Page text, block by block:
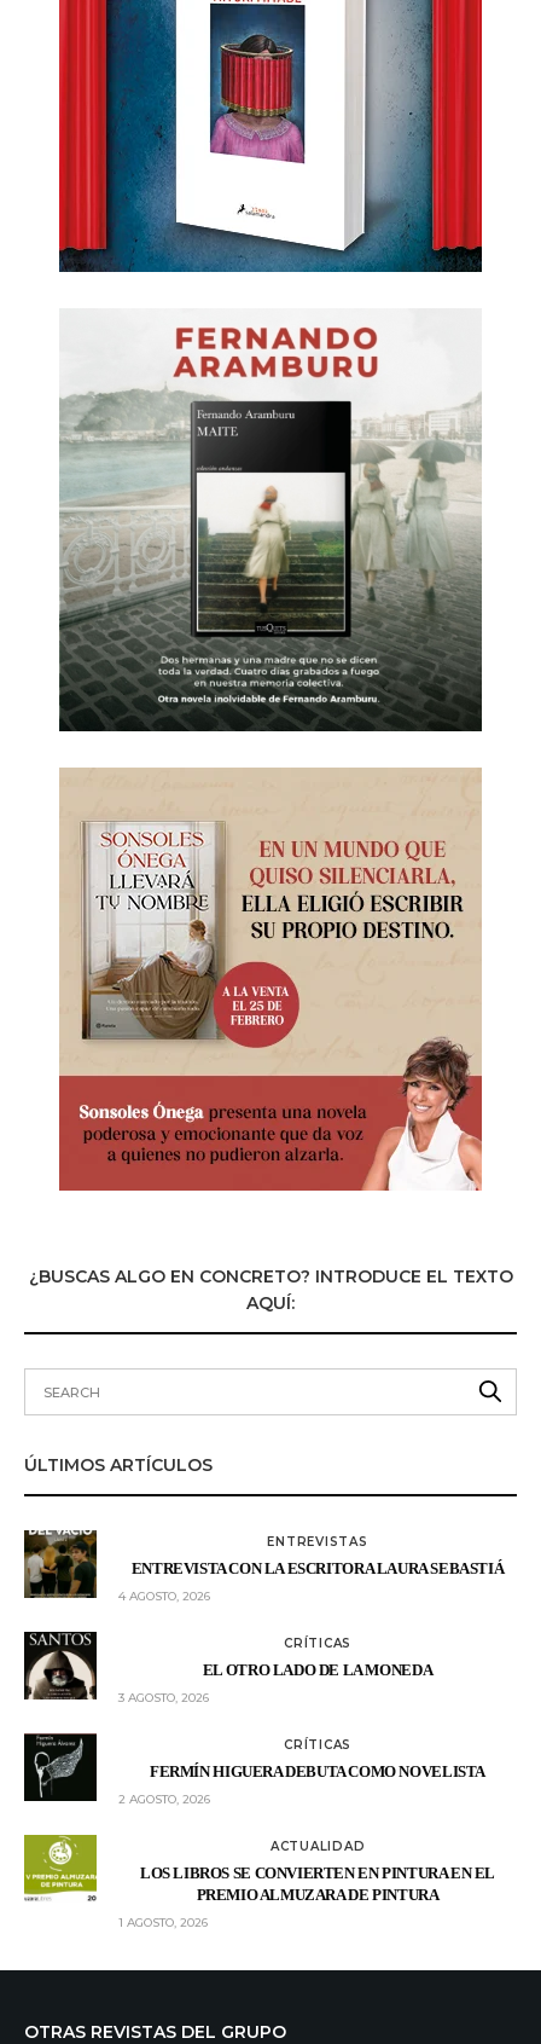
¿BUSCAS ALGO EN CONCRETO? INTRODUCE EL TEXTO
AQUÍ:
ÚLTIMOS ARTÍCULOS
ENTREVISTAS
ENTREVISTA CON LA ESCRITORA LAURA SEBASTIÁ
4 AGOSTO, 2026
CRÍTICAS
EL OTRO LADO DE LA MONEDA
3 AGOSTO, 2026
CRÍTICAS
FERMÍN HIGUERA DEBUTA COMO NOVELISTA
2 AGOSTO, 2026
ACTUALIDAD
LOS LIBROS SE CONVIERTEN EN PINTURA EN EL
PREMIO ALMUZARA DE PINTURA
1 AGOSTO, 2026
OTRAS REVISTAS DEL GRUPO